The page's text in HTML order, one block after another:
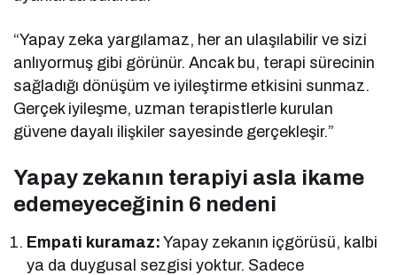
“Yapay zeka yargılamaz, her an ulaşılabilir ve sizi
anlıyormuş gibi görünür. Ancak bu, terapi sürecinin
sağladığı dönüşüm ve iyileştirme etkisini sunmaz.
Gerçek iyileşme, uzman terapistlerle kurulan
güvene dayalı ilişkiler sayesinde gerçekleşir.”
Yapay zekanın terapiyi asla ikame
edemeyeceğinin 6 nedeni
Empati kuramaz: Yapay zekanın içgörüsü, kalbi
ya da duygusal sezgisi yoktur. Sadece